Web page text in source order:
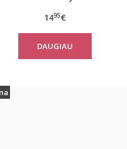
1495€
DAUGIAU